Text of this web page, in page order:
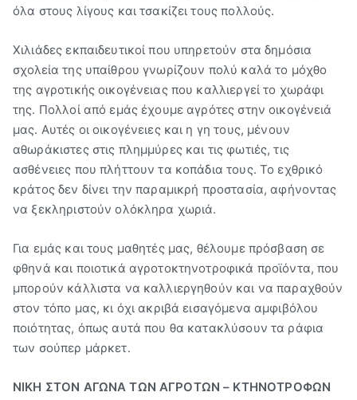
όλα στους λίγους και τσακίζει τους πολλούς.
Χιλιάδες εκπαιδευτικοί που υπηρετούν στα δημόσια
σχολεία της υπαίθρου γνωρίζουν πολύ καλά το μόχθο
της αγροτικής οικογένειας που καλλιεργεί το χωράφι
της. Πολλοί από εμάς έχουμε αγρότες στην οικογένειά
μας. Αυτές οι οικογένειες και η γη τους, μένουν
αθωράκιστες στις πλημμύρες και τις φωτιές, τις
ασθένειες που πλήττουν τα κοπάδια τους. Το εχθρικό
κράτος δεν δίνει την παραμικρή προστασία, αφήνοντας
να ξεκληριστούν ολόκληρα χωριά.
Για εμάς και τους μαθητές μας, θέλουμε πρόσβαση σε
φθηνά και ποιοτικά αγροτοκτηνοτροφικά προϊόντα, που
μπορούν κάλλιστα να καλλιεργηθούν και να παραχθούν
στον τόπο μας, κι όχι ακριβά εισαγόμενα αμφιβόλου
ποιότητας, όπως αυτά που θα κατακλύσουν τα ράφια
των σούπερ μάρκετ.
ΝΙΚΗ ΣΤΟΝ ΑΓΩΝΑ ΤΩΝ ΑΓΡΟΤΩΝ – ΚΤΗΝΟΤΡΟΦΩΝ